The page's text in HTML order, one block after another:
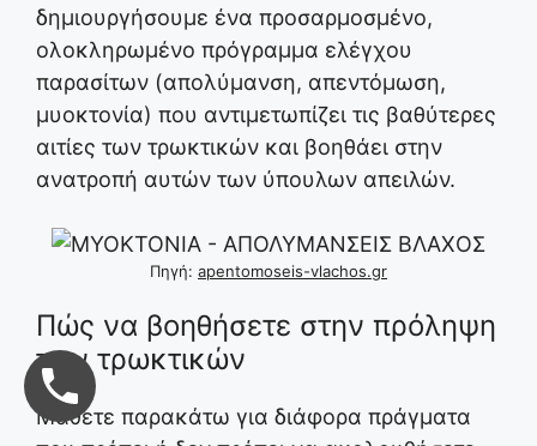
δημιουργήσουμε ένα προσαρμοσμένο,
ολοκληρωμένο πρόγραμμα ελέγχου
παρασίτων (απολύμανση, απεντόμωση,
μυοκτονία) που αντιμετωπίζει τις βαθύτερες
αιτίες των τρωκτικών και βοηθάει στην
ανατροπή αυτών των ύπουλων απειλών.
Πηγή: apentomoseis-vlachos.gr
Πώς να βοηθήσετε στην πρόληψη
των τρωκτικών
Μάθετε παρακάτω για διάφορα πράγματα